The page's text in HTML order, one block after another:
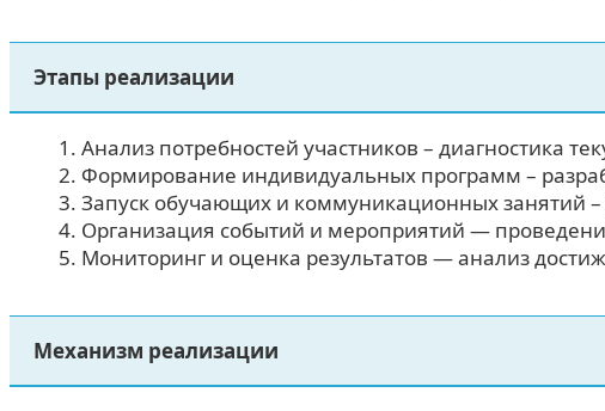
Этапы реализации
Анализ потребностей участников – диагностика
Формирование индивидуальных программ –
Запуск обучающих и коммуникационных занятий
Организация событий и мероприятий —
Мониторинг и оценка результатов — анализ
Механизм реализации